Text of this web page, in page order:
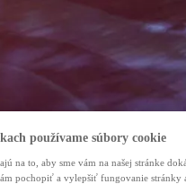
používame súbory cookie
na to, aby sme vám na našej stránke
pochopiť a vylepšiť fungovanie stránky